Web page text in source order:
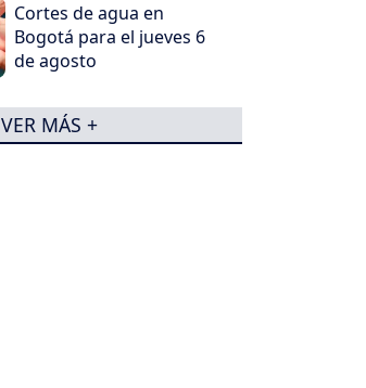
Cortes de agua en
Bogotá para el jueves 6
de agosto
VER MÁS +